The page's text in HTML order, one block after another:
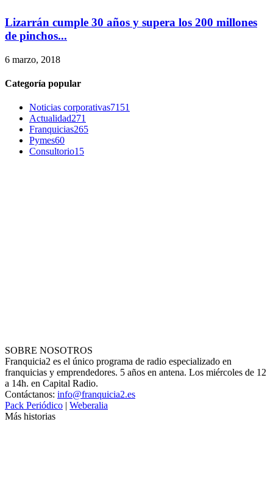
Lizarrán cumple 30 años y supera los 200 millones
de pinchos...
6 marzo, 2018
Categoría popular
Noticias corporativas7151
Actualidad271
Franquicias265
Pymes60
Consultorio15
SOBRE NOSOTROS
Franquicia2 es el único programa de radio especializado en
franquicias y emprendedores. 5 años en antena. Los miércoles de 12
a 14h. en Capital Radio.
Contáctanos: info@franquicia2.es
Pack Periódico | Weberalia
Más historias